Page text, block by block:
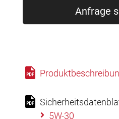
Anfrage
5W-30